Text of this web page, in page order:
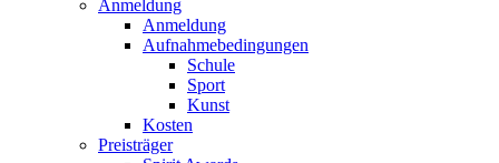
Anmeldung
Anmeldung
Aufnahmebedingungen
Schule
Sport
Kunst
Kosten
Preisträger